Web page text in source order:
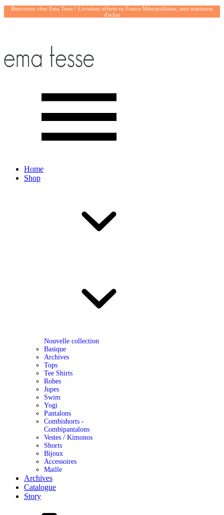
Bienvenue chez Ema Tesse ! Livraison offerte en France Métropolitaine, sans minimum
d'achat
Home
Shop
Nouvelle collection
Basique
Archives
Tops
Tee Shirts
Robes
Jupes
Swim
Yogi
Pantalons
Combishorts -
Combipantalons
Vestes / Kimonos
Shorts
Bijoux
Accessoires
Maille
Archives
Catalogue
Story